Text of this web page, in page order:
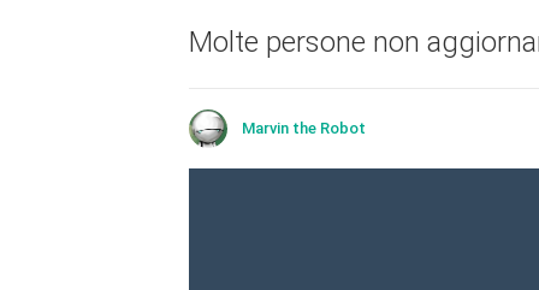
Molte persone non
Marvin the Robot